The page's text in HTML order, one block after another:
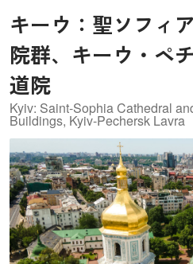
キーウ：聖ソフィ
院群、キーウ・ペ
道院
Kyiv: Saint-Sophia Cathedral
Buildings, Kyiv-Pechersk Lavra